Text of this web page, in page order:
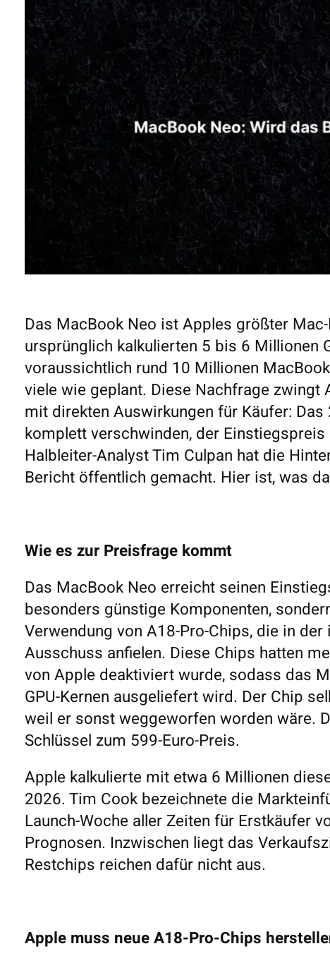
Das MacBook Neo ist Apples größter
ursprünglich kalkulierten 5 bis 6 Millionen
voraussichtlich rund 10 Millionen
viele wie geplant. Diese Nachfrage zwingt
mit direkten Auswirkungen für Käufer:
komplett verschwinden, der
Halbleiter-Analyst Tim Culpan hat die
Bericht öffentlich gemacht. Hier ist, was
Wie es zur Preisfrage kommt
Das MacBook Neo erreicht seinen
besonders günstige Komponenten,
Verwendung von A18-Pro-Chips, die in
Ausschuss anfielen. Diese Chips hatten
von Apple deaktiviert wurde, sodass das
GPU-Kernen ausgeliefert wird. Der Chip
weil er sonst weggeworfen worden wäre.
Schlüssel zum 599-Euro-Preis.
Apple kalkulierte mit etwa 6 Millionen
2026. Tim Cook bezeichnete die
Launch-Woche aller Zeiten für Erstkäufer
Prognosen. Inzwischen liegt das
Restchips reichen dafür nicht aus.
Apple muss neue A18-Pro-Chips